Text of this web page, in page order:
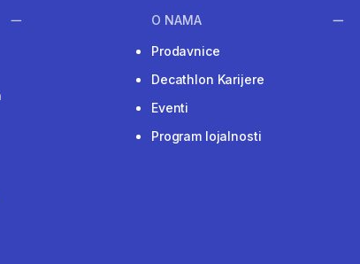
O NAMA
Prodavnice
Decathlon Karijere
Eventi
Program lojalnosti